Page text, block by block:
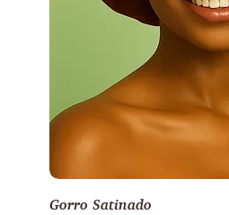
Gorro Satinado